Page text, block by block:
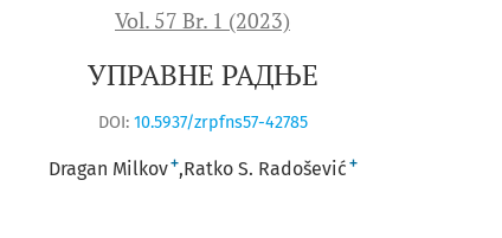
Vol. 57 Br. 1 (2023)
УПРАВНЕ РАДЊЕ
DOI: 10.5937/zrpfns57-42785
Dragan Milkov+ Ratko S. Radošević +